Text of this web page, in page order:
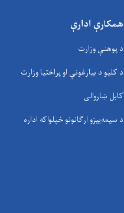
همکارې ادارې
د پوهنې وزارت
د کلیو د بیارغونې او پراختیا وزارت
کابل ښاروالی
د سيمه‌ييزو ارګانونو خپلواکه اداره